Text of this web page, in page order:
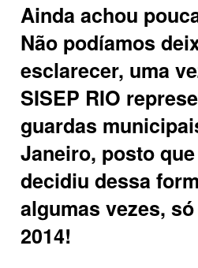
Ainda achou
Não podíamos
esclarecer, uma
SISEP RIO
guardas
Janeiro, posto
decidiu dessa
algumas vezes,
2014!